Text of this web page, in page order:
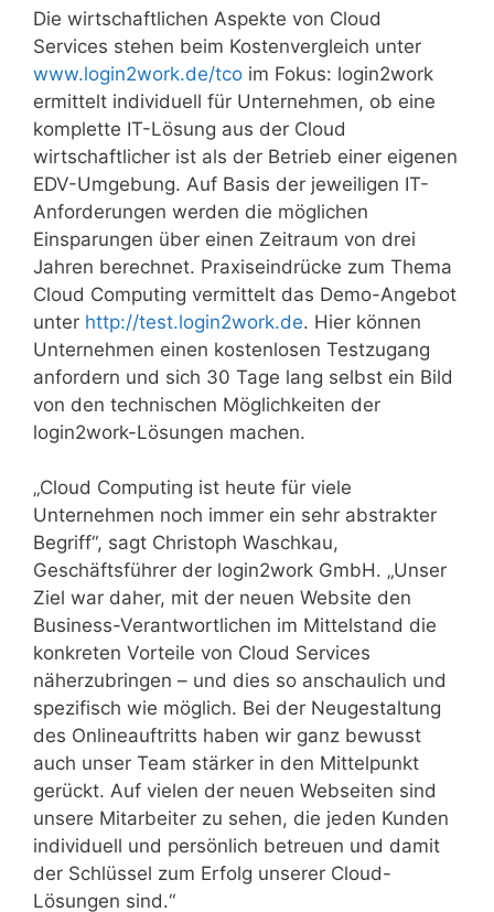
Die wirtschaftlichen Aspekte von Cloud
Services stehen beim Kostenvergleich unter
www.login2work.de/tco im Fokus: login2work
ermittelt individuell für Unternehmen, ob eine
komplette IT-Lösung aus der Cloud
wirtschaftlicher ist als der Betrieb einer eigenen
EDV-Umgebung. Auf Basis der jeweiligen IT-
Anforderungen werden die möglichen
Einsparungen über einen Zeitraum von drei
Jahren berechnet. Praxiseindrücke zum Thema
Cloud Computing vermittelt das Demo-Angebot
unter http://test.login2work.de. Hier können
Unternehmen einen kostenlosen Testzugang
anfordern und sich 30 Tage lang selbst ein Bild
von den technischen Möglichkeiten der
login2work-Lösungen machen.
„Cloud Computing ist heute für viele
Unternehmen noch immer ein sehr abstrakter
Begriff“, sagt Christoph Waschkau,
Geschäftsführer der login2work GmbH. „Unser
Ziel war daher, mit der neuen Website den
Business-Verantwortlichen im Mittelstand die
konkreten Vorteile von Cloud Services
näherzubringen – und dies so anschaulich und
spezifisch wie möglich. Bei der Neugestaltung
des Onlineauftritts haben wir ganz bewusst
auch unser Team stärker in den Mittelpunkt
gerückt. Auf vielen der neuen Webseiten sind
unsere Mitarbeiter zu sehen, die jeden Kunden
individuell und persönlich betreuen und damit
der Schlüssel zum Erfolg unserer Cloud-
Lösungen sind.“